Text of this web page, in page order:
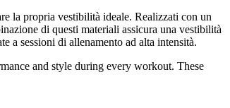
la propria vestibilità ideale. Realizzati con un
di questi materiali assicura una vestibilità
a sessioni di allenamento ad alta intensità.
and style during every workout. These